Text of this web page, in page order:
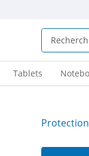
Tablets